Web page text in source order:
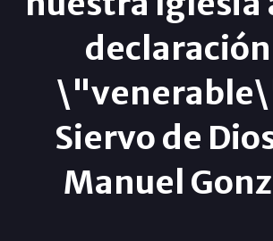
Siervo de
Manuel